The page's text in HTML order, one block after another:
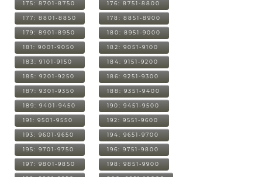
175: 8701-8750 176: 8751-8800
177: 8801-8850 178: 8851-8900
179: 8901-8950 180: 8951-9000
181: 9001-9050 182: 9051-9100
183: 9101-9150 184: 9151-9200
185: 9201-9250 186: 9251-9300
187: 9301-9350 188: 9351-9400
189: 9401-9450 190: 9451-9500
191: 9501-9550 192: 9551-9600
193: 9601-9650 194: 9651-9700
195: 9701-9750 196: 9751-9800
197: 9801-9850 198: 9851-9900